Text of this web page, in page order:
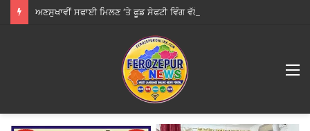
ਅਣਸੁਖਾਵੀਂ ਸਫਾਈ ਮਿਲਣ ‘ਤੇ ਫੂਡ ਸੇਫਟੀ ਵਿੰਗ ਵੱਲੋਂ ਨੋਟਿਸ ਜਾਰੀ